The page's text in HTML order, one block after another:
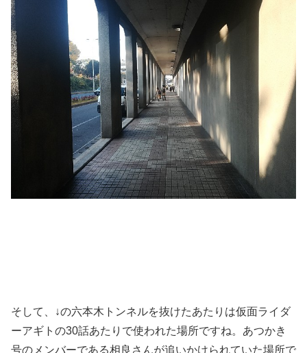
そして、↓の六本木トンネルを抜けたあたりは仮面ライダ
ーアギトの30話あたりで使われた場所ですね。あつかき
号のメンバーである相良さんが追いかけられていた場所で